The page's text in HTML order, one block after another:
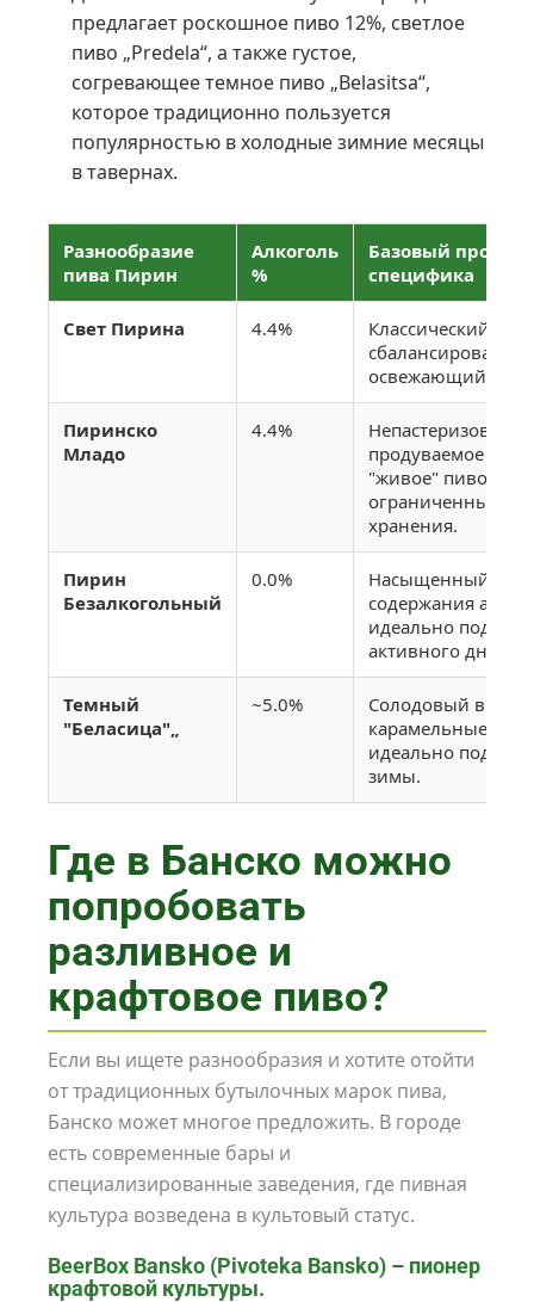
предлагает роскошное пиво 12%, светлое
пиво „Predela“, а также густое,
согревающее темное пиво „Belasitsa“,
которое традиционно пользуется
популярностью в холодные зимние месяцы
в тавернах.
Разнообразие
пива Пирин
Алкоголь
%
Базовый
специфика
Свет Пирина 4.4%
Классический
освежающий.
Пиринско
Младо
4.4%
продуваемое
"живое" пиво с
ограниченным
хранения.
Пирин
Безалкогольный
0.0%
Насыщенный вкус
содержания
идеально
активного дня.
Темный
"Беласица"„
~5.0%
Солодовый вкус,
карамельные
идеально
зимы.
Где в Банско можно
попробовать
разливное и
крафтовое пиво?
Если вы ищете разнообразия и хотите отойти
от традиционных бутылочных марок пива,
Банско может многое предложить. В городе
есть современные бары и
специализированные заведения, где пивная
культура возведена в культовый статус.
BeerBox Bansko (Pivoteka Bansko) – пионер
крафтовой культуры.